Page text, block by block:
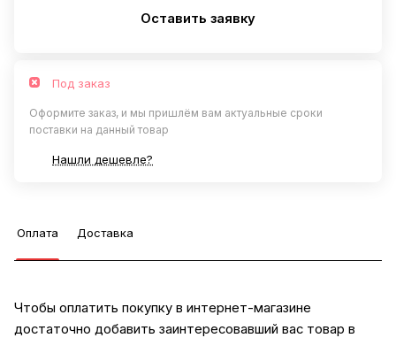
Оставить заявку
Под заказ
Оформите заказ, и мы пришлём вам актуальные сроки
поставки на данный товар
Нашли дешевле?
Оплата Доставка
Чтобы оплатить покупку в интернет-магазине
достаточно добавить заинтересовавший вас товар в